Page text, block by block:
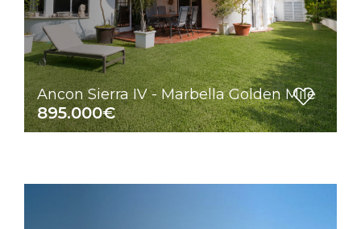
Ancon Sierra IV - Marbella Golden Mile
895.000€